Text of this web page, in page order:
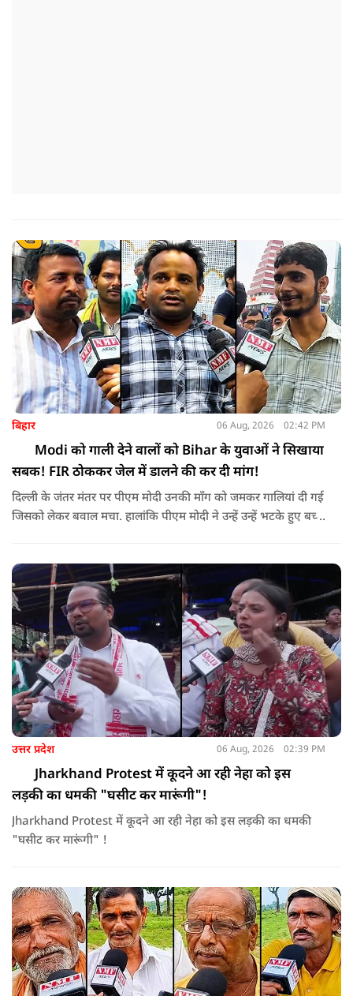
बिहार 06 Aug, 2026 02:42 PM
Modi को गाली देने वालों को Bihar के युवाओं ने सिखाया
सबक! FIR ठोककर जेल में डालने की कर दी मांग!
दिल्ली के जंतर मंतर पर पीएम मोदी उनकी माँग को जमकर गालियां दी गई
जिसको लेकर बवाल मचा. हालांकि पीएम मोदी ने उन्हें उन्हें भटके हुए बच्चे
गालीबाजों को माफ नहीं करना चाहिए बल्कि उन्हें सलाखों के पीछे डालना
चाहिए.
उत्तर प्रदेश 06 Aug, 2026 02:39 PM
Jharkhand Protest में कूदने आ रही नेहा को इस
लड़की का धमकी "घसीट कर मारूंगी"!
Jharkhand Protest में कूदने आ रही नेहा को इस लड़की का धमकी
"घसीट कर मारूंगी" !